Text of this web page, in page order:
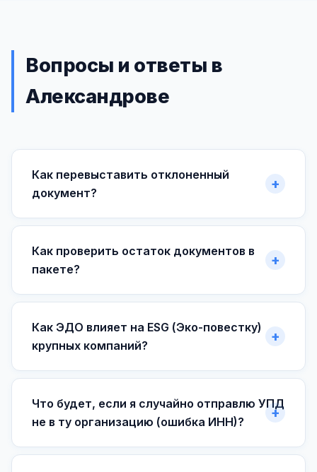
Вопросы и ответы в
Александрове
Как перевыставить отклоненный
документ?
Как проверить остаток документов в
пакете?
Как ЭДО влияет на ESG (Эко-повестку)
крупных компаний?
Что будет, если я случайно отправлю УПД
не в ту организацию (ошибка ИНН)?